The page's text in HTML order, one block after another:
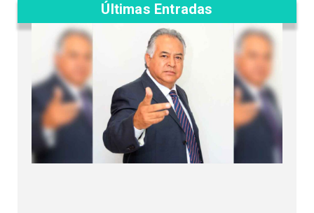
Últimas Entradas